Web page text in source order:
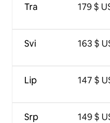
Tra
Svi
Lip
Srp
179 $
163 $
147 $
149 $